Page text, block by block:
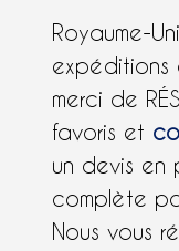
Royaume-
expéditions
merci de
favoris et
un devis en
complète
Nous vous